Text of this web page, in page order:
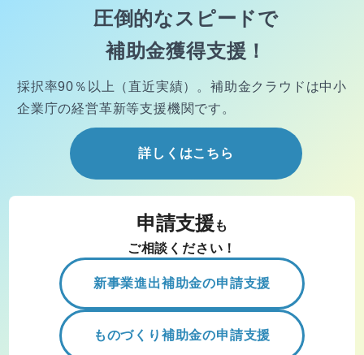
圧倒的なスピードで
補助金獲得支援！
採択率90％以上（直近実績）。 補助金クラウドは中小
企業庁の経営革新等支援機関です。
詳しくはこちら
申請支援 も
ご相談ください！
新事業進出補助金の申請支援
ものづくり補助金の申請支援